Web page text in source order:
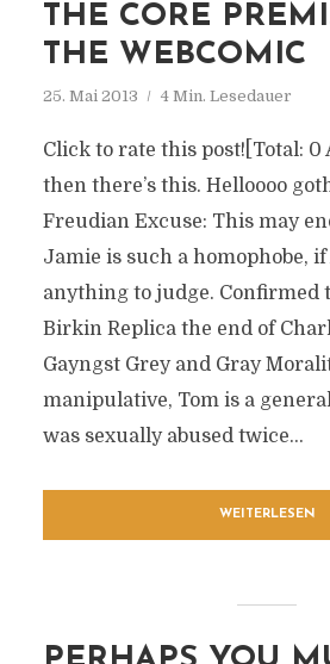
THE CORE
THE WEBCOMIC
25. Mai 2013 4 Min. Lesedauer
Click to rate this post![Total: 0
then there’s this. Helloooo
Freudian Excuse: This may
Jamie is such a homophobe, if
anything to judge. Confirmed
Birkin Replica the end of
Gayngst Grey and Gray
manipulative, Tom is a
was sexually abused twice...
WEITERLESEN